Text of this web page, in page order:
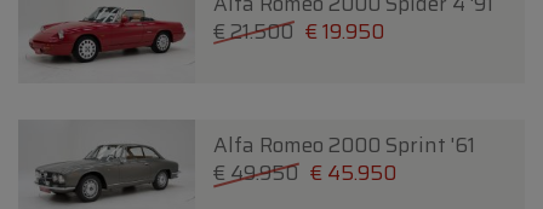
€ 21.500 € 19.950
Alfa Romeo 2000 Sprint '61
€ 49.950 € 45.950